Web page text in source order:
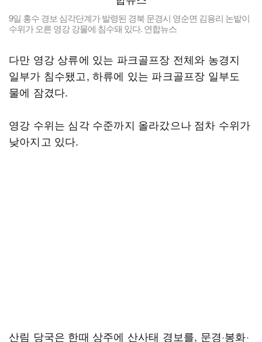
9일 홍수 경보 심각단계가 발령된 경북 문경시 영순면 김용리 논밭이
수위가 오른 영강 강물에 침수돼 있다. 연합뉴스
다만 영강 상류에 있는 파크골프장 전체와 농경지
일부가 침수됐고, 하류에 있는 파크골프장 일부도
물에 잠겼다.
영강 수위는 심각 수준까지 올라갔으나 점차 수위가
낮아지고 있다.
산림 당국은 한때 상주에 산사태 경보를, 문경·봉화·